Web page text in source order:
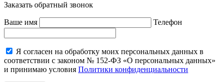
Заказать обратный звонок
Ваше имя Телефон
Я согласен на обработку моих персональных данных в
соответствии с законом № 152-ФЗ «О персональных данных»
и принимаю условия Политики конфиденциальности